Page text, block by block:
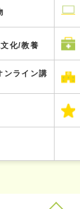
化/教養
ンライン講